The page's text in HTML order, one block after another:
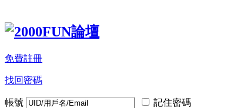
免費註冊
找回密碼
帳號 記住密碼